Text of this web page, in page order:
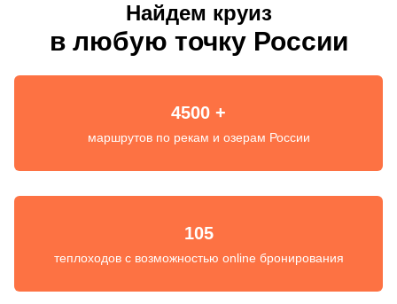
Найдем круиз
в любую точку России
4500 +
маршрутов по рекам и озерам России
105
теплоходов с возможностью online бронирования